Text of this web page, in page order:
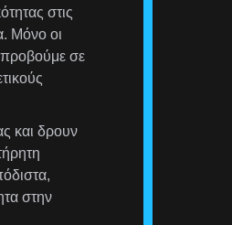
στις
Μόνο οι
σε
και δρουν
στην